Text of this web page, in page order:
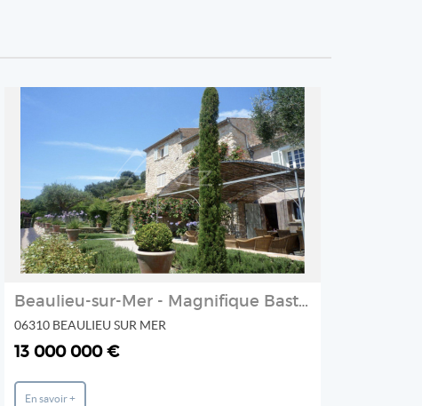
REF: MZISJ1114
MICHAËL ZINGRAF REAL ESTATE CHRISTIE'S - SAINT
JEAN CAP FERRAT
2
Beaulieu-sur-Mer - Magnifique Bastide
06310 BEAULIEU SUR MER
13 000 000 €
En savoir +